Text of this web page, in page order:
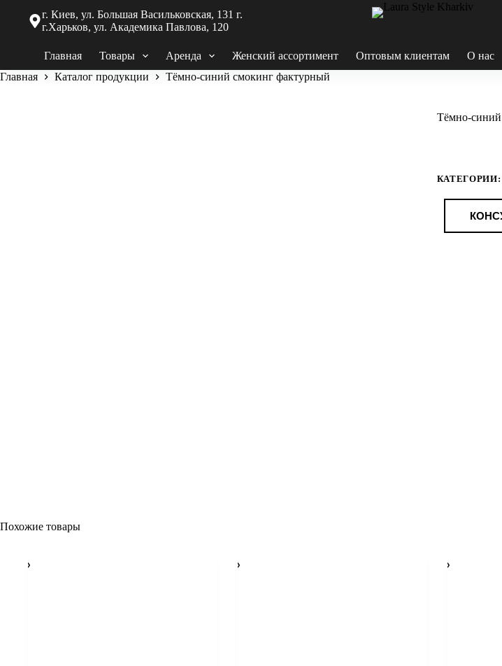
г. Киев, ул. Большая Васильковская, 131 г.
г.Харьков, ул. Академика Павлова, 120
Главная Товары Аренда Женский ассортимент Оптовым клиентам О нас
Главная
Каталог продукции Тёмно-синий смокинг фактурный
Тёмно-
КАТЕГОРИИ:
Похожие товары